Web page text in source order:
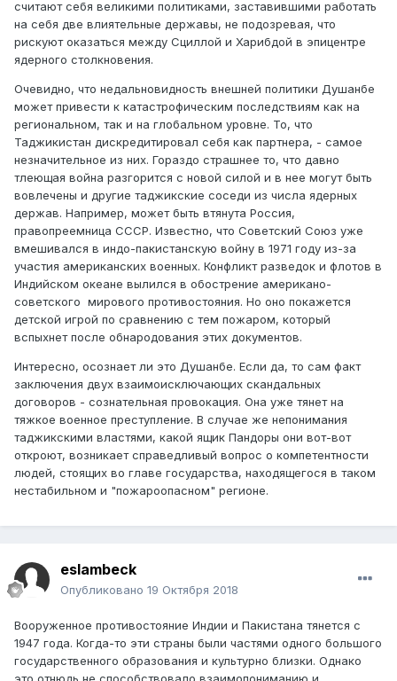
считают себя великими политиками, заставившими работать
на себя две влиятельные державы, не подозревая, что
рискуют оказаться между Сциллой и Харибдой в эпицентре
ядерного столкновения.
Очевидно, что недальновидность внешней политики Душанбе
может привести к катастрофическим последствиям как на
региональном, так и на глобальном уровне. То, что
Таджикистан дискредитировал себя как партнера, - самое
незначительное из них. Гораздо страшнее то, что давно
тлеющая война разгорится с новой силой и в нее могут быть
вовлечены и другие таджикские соседи из числа ядерных
держав. Например, может быть втянута Россия,
правопреемница СССР. Известно, что Советский Союз уже
вмешивался в индо-пакистанскую войну в 1971 году из-за
участия американских военных. Конфликт разведок и флотов в
Индийском океане вылился в обострение американо-
советского мирового противостояния. Но оно покажется
детской игрой по сравнению с тем пожаром, который
вспыхнет после обнародования этих документов.
Интересно, осознает ли это Душанбе. Если да, то сам факт
заключения двух взаимоисключающих скандальных
договоров - сознательная провокация. Она уже тянет на
тяжкое военное преступление. В случае же непонимания
таджикскими властями, какой ящик Пандоры они вот-вот
откроют, возникает справедливый вопрос о компетентности
людей, стоящих во главе государства, находящегося в таком
нестабильном и "пожароопасном" регионе.
eslambeck
Опубликовано 19 Октября 2018
Вооруженное противостояние Индии и Пакистана тянется с
1947 года. Когда-то эти страны были частями одного большого
государственного образования и культурно близки. Однако